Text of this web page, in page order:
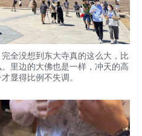
全没想到东大寺真的这么大，比
里边的大佛也是一样，冲天的高
显得比例不失调。